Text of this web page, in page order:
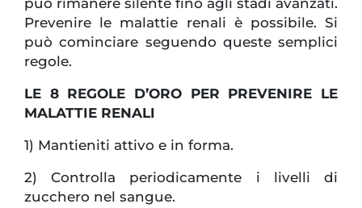
può rimanere silente fino agli stadi avanzati.
Prevenire le malattie renali è possibile. Si
può cominciare seguendo queste semplici
regole.
LE 8 REGOLE D’ORO PER PREVENIRE LE
MALATTIE RENALI
1) Mantieniti attivo e in forma.
2) Controlla periodicamente i livelli di
zucchero nel sangue.